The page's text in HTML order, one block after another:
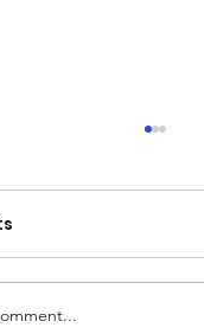
og
er klare, alle
avlyses frem
ingen...